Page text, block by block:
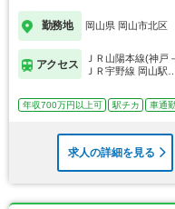
勤務地 岡山県 岡山市北区
アクセス
ＪＲ山陽本線(神戸
ＪＲ宇野線 岡山駅
年収700万円以上可 駅チカ 車通
求人の詳細を見る